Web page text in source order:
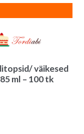
väikesed
ml – 100 tk